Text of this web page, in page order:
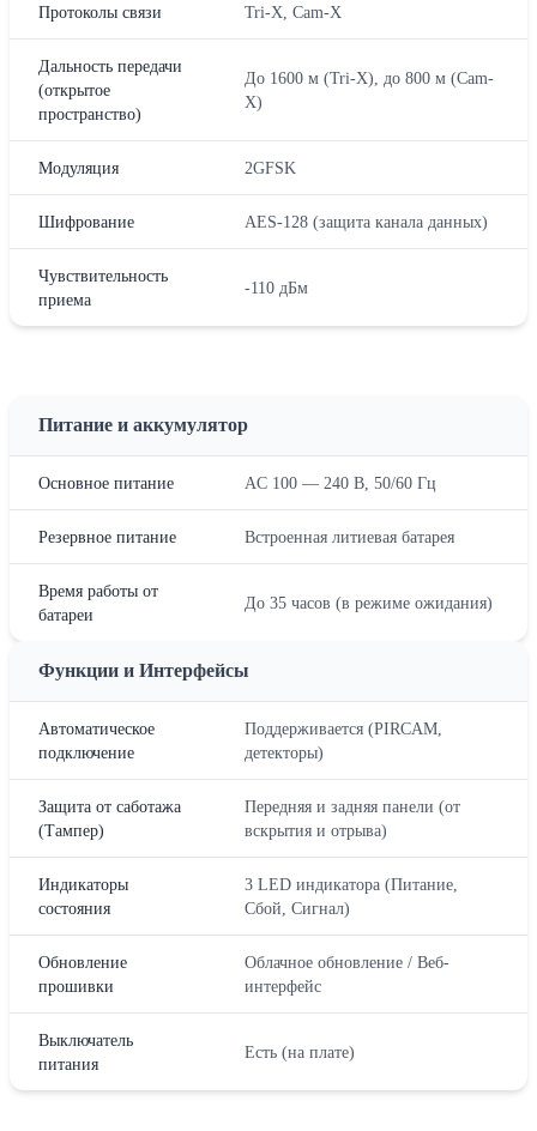
Протоколы связи Tri-X, Cam-X
Дальность передачи
(открытое
пространство)
До 1600 м (Tri-X), до 800 м (Cam-
X)
Модуляция 2GFSK
Шифрование AES-128 (защита канала данных)
Чувствительность
приема
-110 дБм
Питание и аккумулятор
Основное питание AC 100 — 240 В, 50/60 Гц
Резервное питание Встроенная литиевая батарея
Время работы от
батареи
До 35 часов (в режиме ожидания)
Функции и Интерфейсы
Автоматическое
подключение
Поддерживается (PIRCAM,
детекторы)
Защита от саботажа
(Тампер)
Передняя и задняя панели (от
вскрытия и отрыва)
Индикаторы
состояния
3 LED индикатора (Питание,
Сбой, Сигнал)
Обновление
прошивки
Облачное обновление / Веб-
интерфейс
Выключатель
питания
Есть (на плате)